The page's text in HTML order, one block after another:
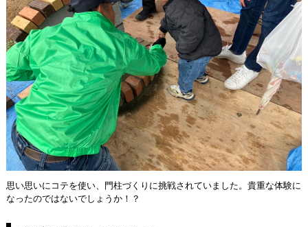
思い思いにコテを使い、門柱づくりに挑戦されていました。貴重な体験に
なったのではないでしょうか！？